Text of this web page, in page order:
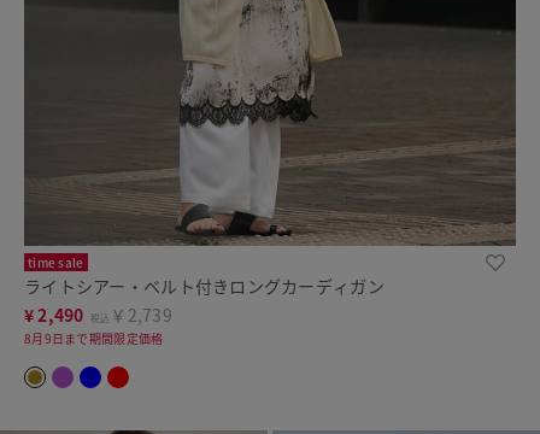
time sale
ライトシアー・ベルト付きロングカーディガン
¥2,490 税込 ￥2,739
8月9日まで期間限定価格